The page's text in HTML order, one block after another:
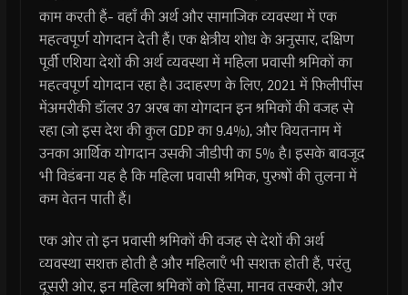
काम करती हैं- वहाँ की अर्थ और सामाजिक व्यवस्था में एक
महत्वपूर्ण योगदान देती हैं। एक क्षेत्रीय शोध के अनुसार, दक्षिण
पूर्वी एशिया देशों की अर्थ व्यवस्था में महिला प्रवासी श्रमिकों का
महत्वपूर्ण योगदान रहा है। उदाहरण के लिए, 2021 में फ़िलीपींस
मेंअमरीकी डॉलर 37 अरब का योगदान इन श्रमिकों की वजह से
रहा (जो इस देश की कुल GDP का 9.4%), और वियतनाम में
उनका आर्थिक योगदान उसकी जीडीपी का 5% है। इसके बावजूद
भी विडंबना यह है कि महिला प्रवासी श्रमिक, पुरुषों की तुलना में
कम वेतन पाती हैं।
एक ओर तो इन प्रवासी श्रमिकों की वजह से देशों की अर्थ
व्यवस्था सशक्त होती है और महिलाएँ भी सशक्त होती हैं, परंतु
दूसरी ओर, इन महिला श्रमिकों को हिंसा, मानव तस्करी, और